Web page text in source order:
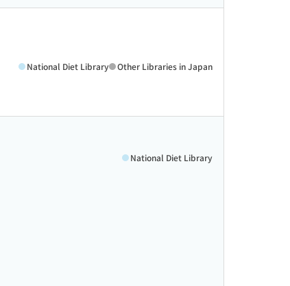
National Diet Library Other Libraries in Japan
National Diet Library